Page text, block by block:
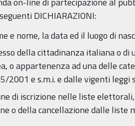
DICHIARAZIONI:
e nome, la data ed il luogo di
della cittadinanza italiana o di
o appartenenza ad una delle
2001 e s.m.i. e dalle vigenti leggi
di iscrizione nelle liste
o della cancellazione dalle liste